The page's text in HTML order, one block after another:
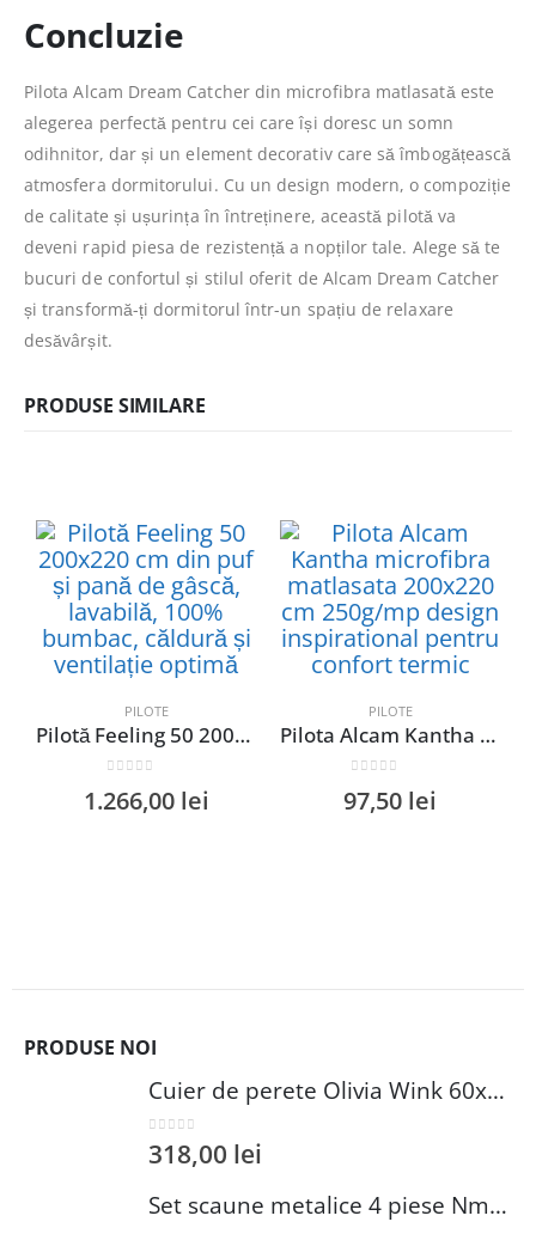
Concluzie
Pilota Alcam Dream Catcher din microfibra matlasată este
alegerea perfectă pentru cei care își doresc un somn
odihnitor, dar și un element decorativ care să îmbogățească
atmosfera dormitorului. Cu un design modern, o compoziție
de calitate și ușurința în întreținere, această pilotă va
deveni rapid piesa de rezistență a nopților tale. Alege să te
bucuri de confortul și stilul oferit de Alcam Dream Catcher
și transformă-ți dormitorul într-un spațiu de relaxare
desăvârșit.
PRODUSE SIMILARE
PILOTE
Pilotă Feeling 50 200×220 cm din puf și pană de gâscă, lavabilă, 100% bumbac, căldură și ventilație optimă
1.266,00 lei
PILOTE
Pilota Alcam Kantha microfibra matlasata 200×220 cm 250g/mp design inspirational pentru confort termic
97,50 lei
PRODUSE NOI
Cuier de perete Olivia Wink 60x35x15.6 cm PAL Alb Raft multifunctional suspendat
0out of 5
318,00 lei
Set scaune metalice 4 piese Nmobb Yıldız alb catifea PAL 43x42x82 cm 175 kg